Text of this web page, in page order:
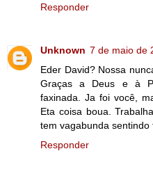
Responder
Unknown 7 de maio de
Eder David? Nossa
Graças a Deus e à
faxinada. Ja foi você,
Eta coisa boua.
tem vagabunda
Responder